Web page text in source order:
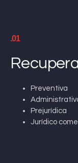
.01
Preventiva
Prejurídica
Jurídico